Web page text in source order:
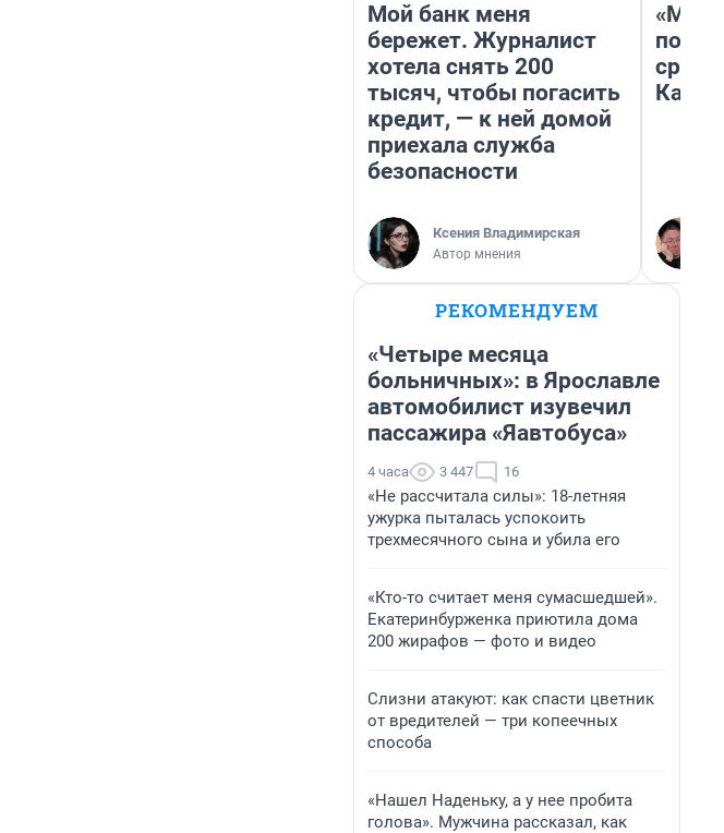
Мой банк меня
бережет. Журналист
хотела снять 200
тысяч, чтобы погасить
кредит, — к ней домой
приехала служба
безопасности
Ксения Владимирская
Автор мнения
РЕКОМЕНДУЕМ
«Четыре месяца
больничных»: в Ярославле
автомобилист изувечил
пассажира «Яавтобуса»
4 часа 3 447 16
«Не рассчитала силы»: 18-летняя
ужурка пыталась успокоить
трехмесячного сына и убила его
«Кто-то считает меня сумасшедшей».
Екатеринбурженка приютила дома
200 жирафов — фото и видео
Слизни атакуют: как спасти цветник
от вредителей — три копеечных
способа
«Нашел Наденьку, а у нее пробита
голова». Мужчина рассказал, как